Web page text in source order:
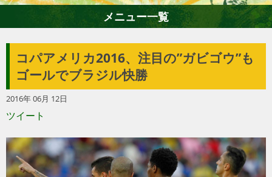
ホーム
エンターテイメント
グルメ
メニュー一覧
コパアメリカ2016、注目の”ガビゴウ”も
ゴールでブラジル快勝
2016年 06月 12日
ツイート